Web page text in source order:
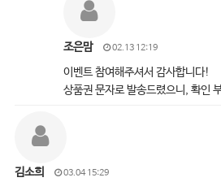
조은맘 02.13 12:19
이벤트 참여해주셔서 감사합니다!
상품권 문자로 발송드렸으니, 확인
김소희 03.04 15:29